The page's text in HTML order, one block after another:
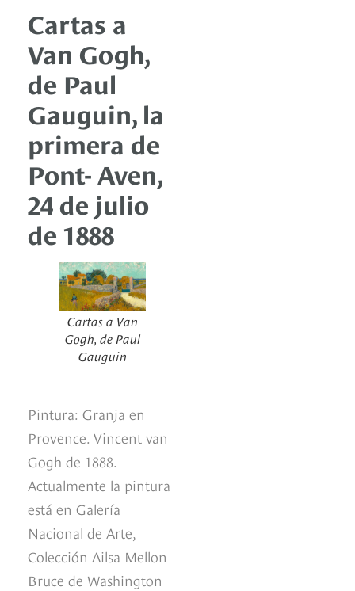
Cartas a
Van Gogh,
de Paul
Gauguin, la
primera de
Pont- Aven,
24 de julio
de 1888
Cartas a Van
Gogh, de Paul
Gauguin
Pintura: Granja en
Provence. Vincent van
Gogh de 1888.
Actualmente la pintura
está en Galería
Nacional de Arte,
Colección Ailsa Mellon
Bruce de Washington